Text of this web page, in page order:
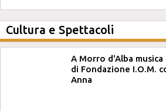
Cultura e Spettacoli
A Morro d'Alba
di Fondazione I.O.M.
Anna